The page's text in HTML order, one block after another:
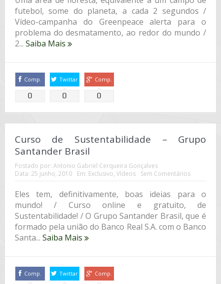
futebol, some do planeta, a cada 2 segundos /
Vídeo-campanha do Greenpeace alerta para o
problema do desmatamento, ao redor do mundo /
2... Saiba Mais
Comp.
0
Twittar
0
Comp.
0
Curso de Sustentabilidade – Grupo
Santander Brasil
Postado por: Antonio Gabriel Cerqueira Gonçalves
Data: 25 junho, 2010 Em: Exclusivo, Vídeos Sem Comentários
Eles tem, definitivamente, boas ideias para o
mundo! / Curso online e gratuito, de
Sustentabilidade! / O Grupo Santander Brasil, que é
formado pela união do Banco Real S.A. com o Banco
Santa... Saiba Mais
Comp. Twittar Comp.